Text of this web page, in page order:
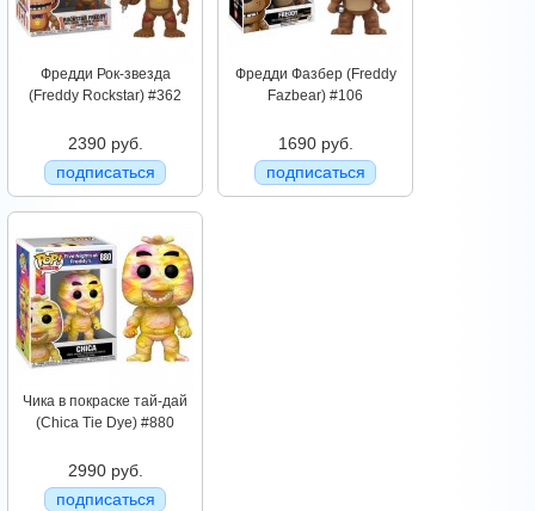
Фредди Рок-звезда
(Freddy Rockstar) #362
2390 руб.
подписаться
Фредди Фазбер (Freddy
Fazbear) #106
1690 руб.
подписаться
Чика в покраске тай-дай
(Chica Tie Dye) #880
2990 руб.
подписаться